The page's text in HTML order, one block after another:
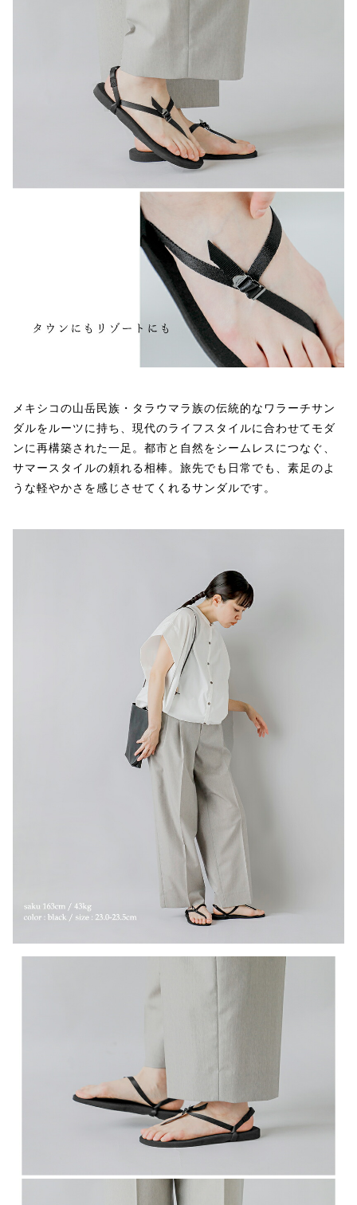
メキシコの山岳民族・タラウマラ族の伝統的なワラーチサン
ダルをルーツに持ち、現代のライフスタイルに合わせてモダ
ンに再構築された一足。都市と自然をシームレスにつなぐ、
サマースタイルの頼れる相棒。旅先でも日常でも、素足のよ
うな軽やかさを感じさせてくれるサンダルです。